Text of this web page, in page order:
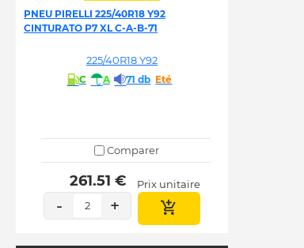
PNEU PIRELLI 225/40R18 Y92
CINTURATO P7 XL C-A-B-71
225/40R18 Y92
C A 71 db Eté
Comparer
261.51 € Prix unitaire
- 2 +